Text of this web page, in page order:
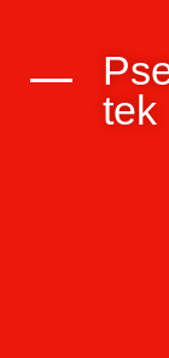
tek